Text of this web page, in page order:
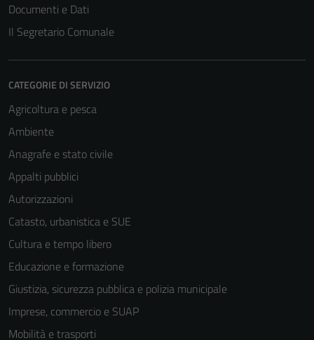
Documenti e Dati
Il Segretario Comunale
CATEGORIE DI SERVIZIO
Agricoltura e pesca
Ambiente
Anagrafe e stato civile
Appalti pubblici
Autorizzazioni
Catasto, urbanistica e SUE
Cultura e tempo libero
Educazione e formazione
Giustizia, sicurezza pubblica e polizia municipale
Imprese, commercio e SUAP
Mobilità e trasporti
non raccolgono